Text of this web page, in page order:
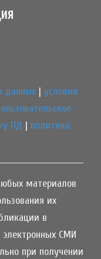
данных | условия
ПД | политика
материалов
их
в
СМИ
при получении